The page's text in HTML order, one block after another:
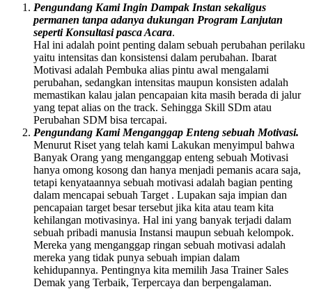
Pengundang Kami Ingin Dampak Instan sekaligus
permanen tanpa adanya dukungan Program Lanjutan
seperti Konsultasi pasca Acara.
Hal ini adalah point penting dalam sebuah perubahan perilaku
yaitu intensitas dan konsistensi dalam perubahan. Ibarat
Motivasi adalah Pembuka alias pintu awal mengalami
perubahan, sedangkan intensitas maupun konsisten adalah
memastikan kalau jalan pencapaian kita masih berada di jalur
yang tepat alias on the track. Sehingga Skill SDm atau
Perubahan SDM bisa tercapai.
Pengundang Kami Menganggap Enteng sebuah Motivasi.
Menurut Riset yang telah kami Lakukan menyimpul bahwa
Banyak Orang yang menganggap enteng sebuah Motivasi
hanya omong kosong dan hanya menjadi pemanis acara saja,
tetapi kenyataannya sebuah motivasi adalah bagian penting
dalam mencapai sebuah Target . Lupakan saja impian dan
pencapaian target besar tersebut jika kita atau team kita
kehilangan motivasinya. Hal ini yang banyak terjadi dalam
sebuah pribadi manusia Instansi maupun sebuah kelompok.
Mereka yang menganggap ringan sebuah motivasi adalah
mereka yang tidak punya sebuah impian dalam
kehidupannya. Pentingnya kita memilih Jasa Trainer Sales
Demak yang Terbaik, Terpercaya dan berpengalaman.